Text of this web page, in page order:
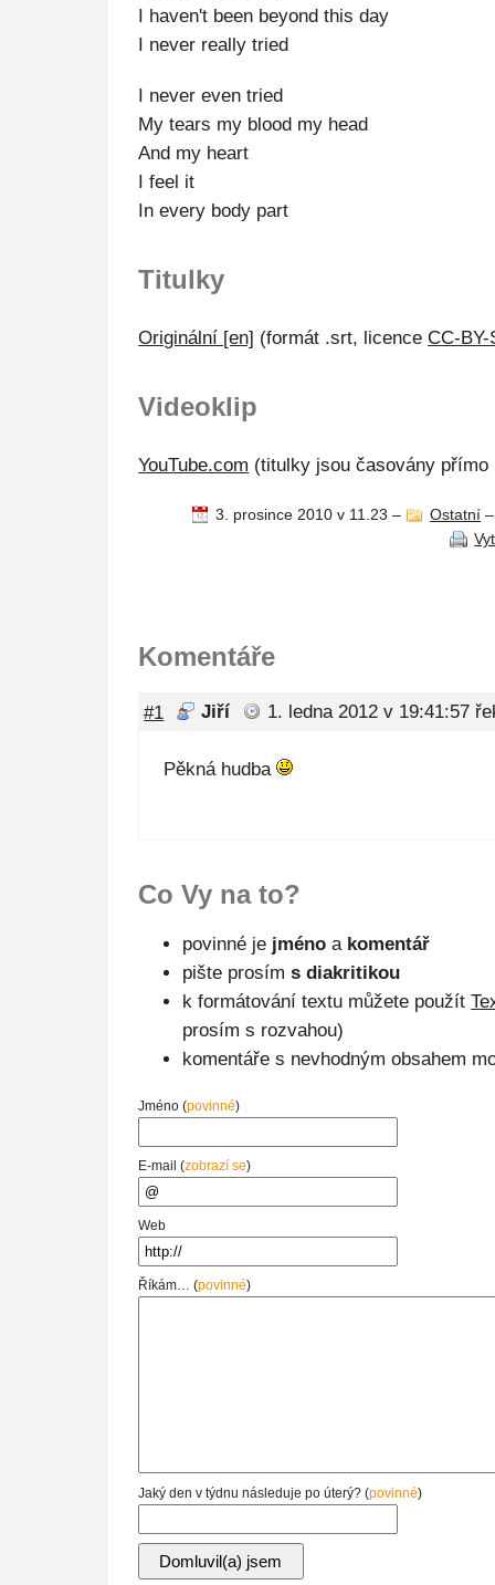
I haven't been beyond this day
I never really tried
I never even tried
My tears my blood my head
And my heart
I feel it
In every body part
Titulky
Originální [en] (formát .srt, licenceCC-BY-
Videoklip
YouTube.com (titulky jsou časovány přímo
3. prosince 2010 v 11.23 – Ostatní
Komentáře
#1 Jiří 1. ledna 2012 v 19:41:57
Pěkná hudba
Co Vy na to?
povinné je jméno a komentář
pište prosíms diakritikou
k formátování textu můžete použít
prosím s rozvahou)
komentáře s nevhodným obsahem
Jméno (povinné)
E-mail (zobrazí se)
Web
Říkám… (povinné)
Jaký den v týdnu následuje po úterý? (povinné)